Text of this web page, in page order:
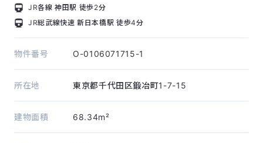
JR各線神田駅 徒歩2分
JR総武線快速新日本橋駅 徒歩4分
物件番号 O-0106071715-1
所在地 東京都千代田区鍛冶町1-7-15
建物面積 68.34m²